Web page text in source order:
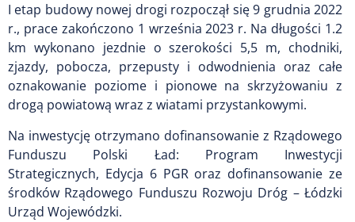
I etap budowy nowej drogi rozpoczął się 9 grudnia 2022
r., prace zakończono 1 września 2023 r. Na długości 1.2
km wykonano jezdnie o szerokości 5,5 m, chodniki,
zjazdy, pobocza, przepusty i odwodnienia oraz całe
oznakowanie poziome i pionowe na skrzyżowaniu z
drogą powiatową wraz z wiatami przystankowymi.
Na inwestycję otrzymano dofinansowanie z Rządowego
Funduszu Polski Ład: Program Inwestycji
Strategicznych, Edycja 6 PGR oraz dofinansowanie ze
środków Rządowego Funduszu Rozwoju Dróg – Łódzki
Urząd Wojewódzki.